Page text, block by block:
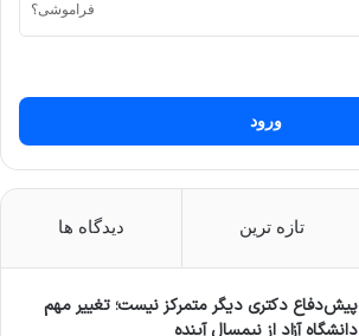
فراموشی؟
ورود
تازه ترین دیدگاه ها
پیش‌دفاع دکتری دیگر متمرکز نیست؛ تغییر مهم